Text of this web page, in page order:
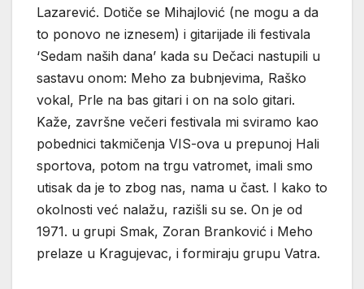
Lazarević. Dotiče se Mihajlović (ne mogu a da
to ponovo ne iznesem) i gitarijade ili festivala
‘Sedam naših dana’ kada su Dečaci nastupili u
sastavu onom: Meho za bubnjevima, Raško
vokal, Prle na bas gitari i on na solo gitari.
Kaže, završne večeri festivala mi sviramo kao
pobednici takmičenja VIS-ova u prepunoj Hali
sportova, potom na trgu vatromet, imali smo
utisak da je to zbog nas, nama u čast. I kako to
okolnosti već nalažu, razišli su se. On je od
1971. u grupi Smak, Zoran Branković i Meho
prelaze u Kragujevac, i formiraju grupu Vatra.